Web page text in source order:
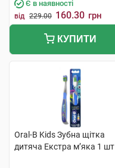
Є в наявності
від 229.00 160.30 грн
КУПИТИ
Oral-B Kids Зубна щітка
дитяча Екстра м’яка 1 шт